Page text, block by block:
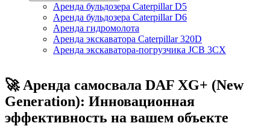
Аренда бульдозера Caterpillar D5
Аренда бульдозера Caterpillar D6
Аренда гидромолота
Аренда экскаватора Caterpillar 320D
Аренда экскаватора-погрузчика JCB 3CX
🚀 Аренда самосвала DAF XG+ (New
Generation): Инновационная
эффективность на вашем объекте